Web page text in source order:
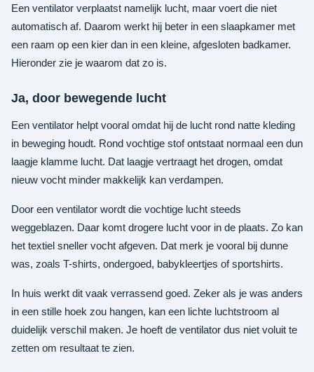
Een ventilator verplaatst namelijk lucht, maar voert die niet
automatisch af. Daarom werkt hij beter in een slaapkamer met
een raam op een kier dan in een kleine, afgesloten badkamer.
Hieronder zie je waarom dat zo is.
Ja, door bewegende lucht
Een ventilator helpt vooral omdat hij de lucht rond natte kleding
in beweging houdt. Rond vochtige stof ontstaat normaal een dun
laagje klamme lucht. Dat laagje vertraagt het drogen, omdat
nieuw vocht minder makkelijk kan verdampen.
Door een ventilator wordt die vochtige lucht steeds
weggeblazen. Daar komt drogere lucht voor in de plaats. Zo kan
het textiel sneller vocht afgeven. Dat merk je vooral bij dunne
was, zoals T-shirts, ondergoed, babykleertjes of sportshirts.
In huis werkt dit vaak verrassend goed. Zeker als je was anders
in een stille hoek zou hangen, kan een lichte luchtstroom al
duidelijk verschil maken. Je hoeft de ventilator dus niet voluit te
zetten om resultaat te zien.